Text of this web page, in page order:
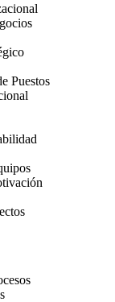
Puestos